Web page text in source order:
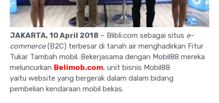
JAKARTA, 10 April 2018 – Blibli.com sebagai situs e-
commerce(B2C) terbesar di tanah air menghadirkan Fitur
Tukar Tambah mobil. Bekerjasama dengan Mobil88 mereka
meluncurkan Belimob.com, unit bisnis Mobil88
yaitu website yang bergerak dalam dalam bidang
pembelian kendaraan mobil bekas.